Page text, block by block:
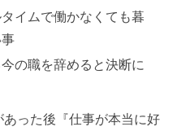
イムで働かなくても暮
の職を辞めると決断に
った後『仕事が本当に好